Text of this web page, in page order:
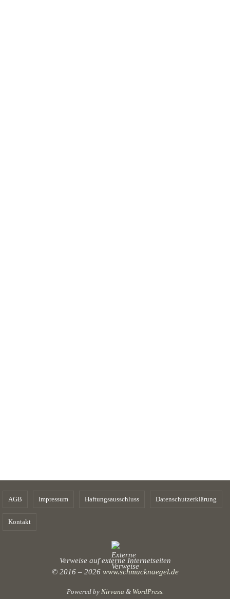
AGB Impressum Haftungsausschluss Datenschutzerklärung
Kontakt
Verweise auf externe Internetseiten
© 2016 – 2026 www.schmucknaegel.de
Powered by Nirvana & WordPress.